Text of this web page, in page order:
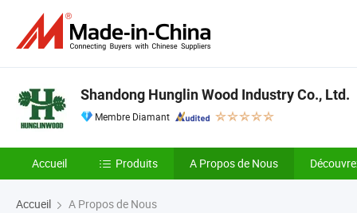
Shandong Hunglin Wood Industry Co., Ltd.
Membre Diamant
Accueil Produits A Propos de Nous
Accueil A Propos de Nous